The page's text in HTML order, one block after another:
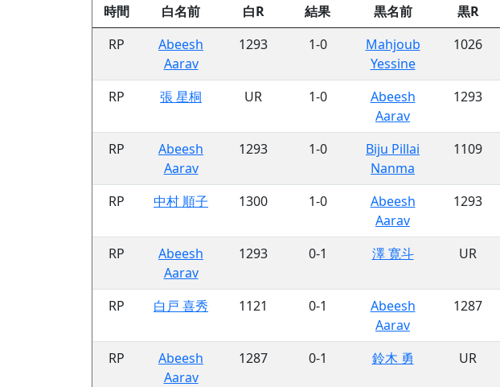
時間 白名前 白R 結果 黒名前 黒R
RP
Abeesh
Aarav
1293 1-0
Mahjoub
Yessine
1026
RP 張 星桐 UR 1-0
Abeesh
Aarav
1293
RP
Abeesh
Aarav
1293 1-0
Biju Pillai
Nanma
1109
RP 中村 順子 1300 1-0
Abeesh
Aarav
1293
RP
Abeesh
Aarav
1293 0-1 澤 寛斗 UR
RP 白戸 喜秀 1121 0-1
Abeesh
Aarav
1287
RP
Abeesh
Aarav
1287 0-1 鈴木 勇 UR